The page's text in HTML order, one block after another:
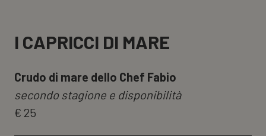
I CAPRICCI DI MARE
Crudo di mare dello Chef Fabio
secondo stagione e disponibilità
€ 25